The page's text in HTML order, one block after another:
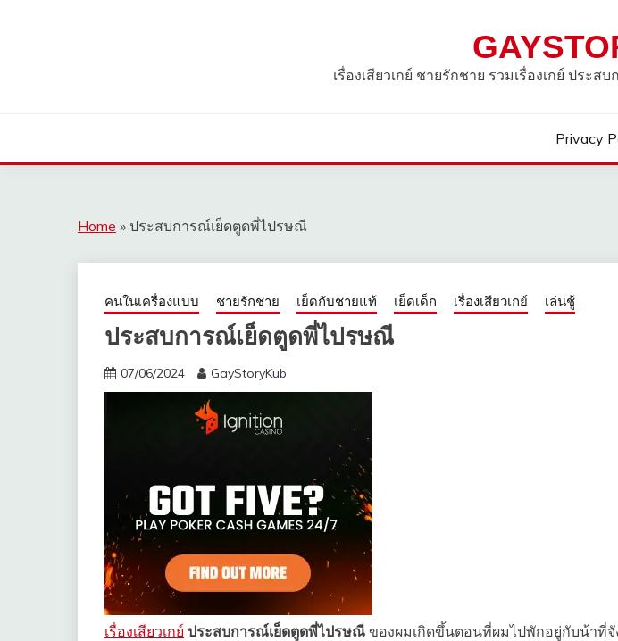
เรื่องเสียวเกย์ ชายรักชาย รวมเรื่องเกย์ ประส
Privacy
Home » ประสบการณ์เย็ดตูดพี่ไปรษณี
คนในเครื่องแบบ ชายรักชาย เย็ดกับชายแท้ เย็ดเด็ก เรื่องเสียวเกย์ เล่นชู้
ประสบการณ์เย็ดตูดพี่ไปรษณี
07/06/2024 GayStoryKub
เรื่องเสียวเกย์ ประสบการณ์เย็ดตูดพี่ไปรษณี ของผมเกิดขึ้นตอนที่ผมไปพักอยู่กับน้าที่